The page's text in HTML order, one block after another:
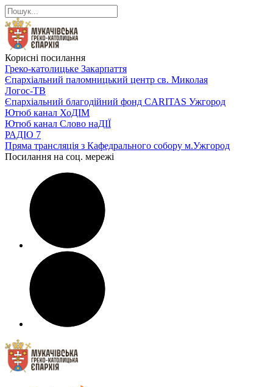
Корисні посилання
Греко-католицьке Закарпаття
Єпархіальний паломницький центр св. Миколая
Логос-ТВ
Єпархіальний благодійний фонд CARITAS Ужгород
Ютюб канал ХоДІМ
Ютюб канал Слово наДІЇ
РАДІО 7
Пряма трансляція з Кафедрального собору м.Ужгород
Посилання на соц. мережі